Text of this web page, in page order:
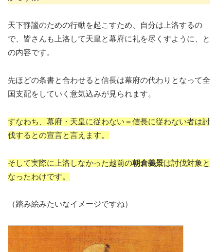
天下静謐のための行動を起こすため、自分は上洛するの
で、皆さんも上洛して天皇と幕府に礼を尽くすように、と
の内容です。
先ほどの条書と合わせると信長は幕府の代わりとなって全
国支配をしていく意気込みが見られます。
すなわち、幕府・天皇に従わない＝信長に従わない者は討
伐するとの宣言と言え ます。
そして実際に上洛しなかった越前の朝倉義景は討伐対象と
なったわけです。
（踏み絵みたいなイメージですね）